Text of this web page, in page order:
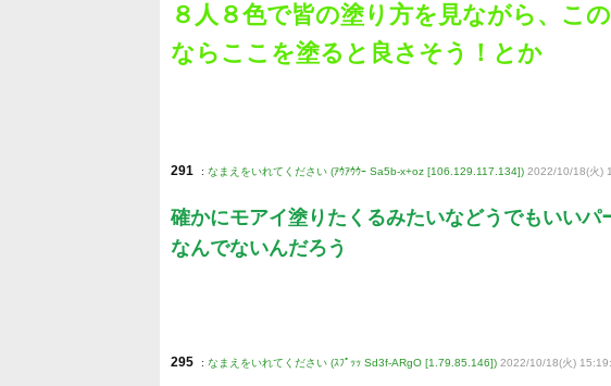
８人８色で皆の塗り方を見ながら、こ
ならここを塗ると良さそう！とか
291 : なまえをいれてください (ｱｳｱｳｳｰ Sa5b-x+oz [106.129.117.134]) 2022/10/18(火)
確かにモアイ塗りたくるみたいなどうでもいい
なんでないんだろう
295 : なまえをいれてください (ｽﾌﾟｯｯ Sd3f-ARgO [1.79.85.146]) 2022/10/18(火)